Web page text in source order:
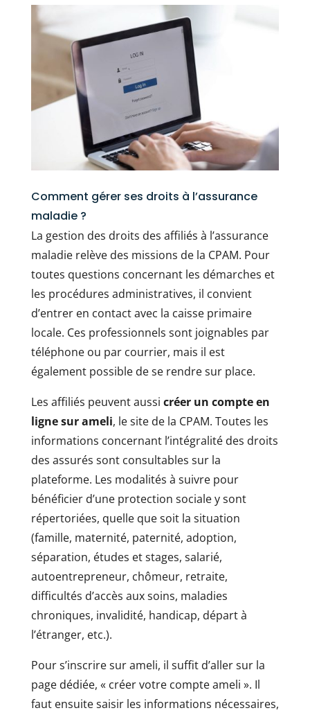
Comment gérer ses droits à l’assurance
maladie ?
La gestion des droits des affiliés à l’assurance
maladie relève des missions de la CPAM. Pour
toutes questions concernant les démarches et
les procédures administratives, il convient
d’entrer en contact avec la caisse primaire
locale. Ces professionnels sont joignables par
téléphone ou par courrier, mais il est
également possible de se rendre sur place.
Les affiliés peuvent aussi créer un compte en
ligne sur ameli, le site de la CPAM. Toutes les
informations concernant l’intégralité des droits
des assurés sont consultables sur la
plateforme. Les modalités à suivre pour
bénéficier d’une protection sociale y sont
répertoriées, quelle que soit la situation
(famille, maternité, paternité, adoption,
séparation, études et stages, salarié,
autoentrepreneur, chômeur, retraite,
difficultés d’accès aux soins, maladies
chroniques, invalidité, handicap, départ à
l’étranger, etc.).
Pour s’inscrire sur ameli, il suffit d’aller sur la
page dédiée, « créer votre compte ameli ». Il
faut ensuite saisir les informations nécessaires,